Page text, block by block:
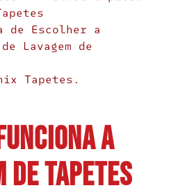
de Escolher a
Lavagem de
Tapetes.
a
de Tapetes